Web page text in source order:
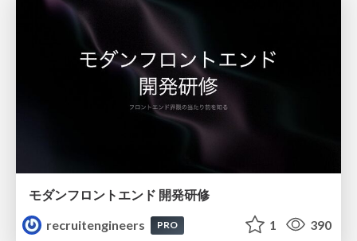
モダンフロントエンド 開発研修
recruitengineers
PRO 1 390